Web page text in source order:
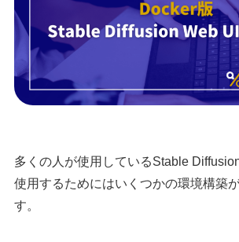
多くの人が使用しているStable
使用するためにはいくつかの環境構築
す。